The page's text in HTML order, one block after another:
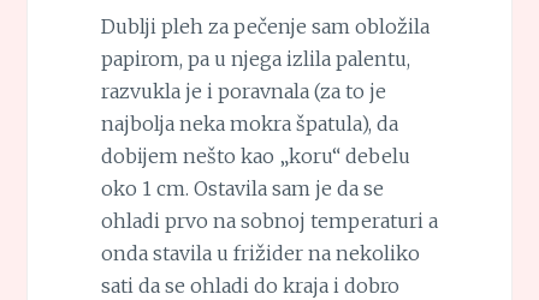
Dublji pleh za pečenje sam obložila
papirom, pa u njega izlila palentu,
razvukla je i poravnala (za to je
najbolja neka mokra špatula), da
dobijem nešto kao „koru“ debelu
oko 1 cm. Ostavila sam je da se
ohladi prvo na sobnoj temperaturi a
onda stavila u frižider na nekoliko
sati da se ohladi do kraja i dobro